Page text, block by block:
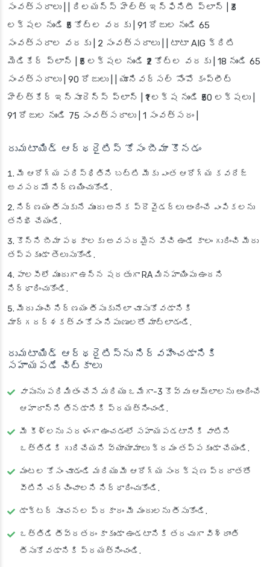
సంవత్సరాలు | | రిలయన్స్ హెల్త్ ఇన్ఫినిటీ ప్లాన్ | ₹3
లక్షల నుండి ₹5 కోట్ల వరకు | 91 రోజుల నుండి 65
సంవత్సరాల వరకు | 2 సంవత్సరాలు | | టాటా AIG క్రిటి
మెడికేర్ ప్లాన్ | ₹5 లక్షల నుండి ₹2 కోట్ల వరకు | 18 నుండి 65
సంవత్సరాలు | 90 రోజులు | | యూనివర్సల్ సోంపో కంప్లీట్
హెల్త్‌కేర్ ఇన్సూరెన్స్ ప్లాన్ | ₹1 లక్ష నుండి ₹50 లక్షలు |
91 రోజుల నుండి 75 సంవత్సరాలు | 1 సంవత్సరం |
రుమటాయిడ్ ఆర్థరైటిస్ కోసం బీమా కొనడం
మీ ఆరోగ్య పరిస్థితిని బట్టి మీకు ఎంత ఆరోగ్య కవరేజ్
అవసరమో నిర్ణయించుకోండి.
నిర్ణయం తీసుకునే ముందు అనేక ప్రొవైడర్లు అందించే ఎంపికలను
తనిఖీ చేయండి.
కొన్ని బీమా పథకాలకు అవసరమైన వేచి ఉండే కాలం గురించి మీరు
తప్పకుండా తెలుసుకోండి.
పాలసీలో ముందుగా ఉన్న షరతుగా RA మినహాయింపు ఉందని
నిర్ధారించుకోండి.
మీరు మంచి నిర్ణయం తీసుకునేలా చూసుకోవడానికి
మార్గదర్శకత్వం కోసం నిపుణులతో మాట్లాడండి.
రుమటాయిడ్ ఆర్థరైటిస్‌ను నిర్వహించడానికి
సహాయపడే చిట్కాలు
వాపును పరిమితం చేసే మరియు ఒమేగా-3 కొవ్వు ఆమ్లాలను అందించే
ఆహారాన్ని తినడానికి ప్రయత్నించండి.
మీ కీళ్లను సరళంగా ఉంచడంలో సహాయపడటానికి వాటిని
ఒత్తిడికి గురిచేయని వ్యాయామాలు క్రమం తప్పకుండా చేయండి.
మంటల కోసం చూడండి మరియు మీ ఆరోగ్య సంరక్షణ ప్రదాతతో
వీటిని చర్చించాలని నిర్ధారించుకోండి.
డాక్టర్ సూచనల ప్రకారం మీ మందులను తీసుకోండి.
ఒత్తిడి తీవ్రతరం కాకుండా ఉండటానికి తరచుగా విశ్రాంతి
తీసుకోవడానికి ప్రయత్నించండి.